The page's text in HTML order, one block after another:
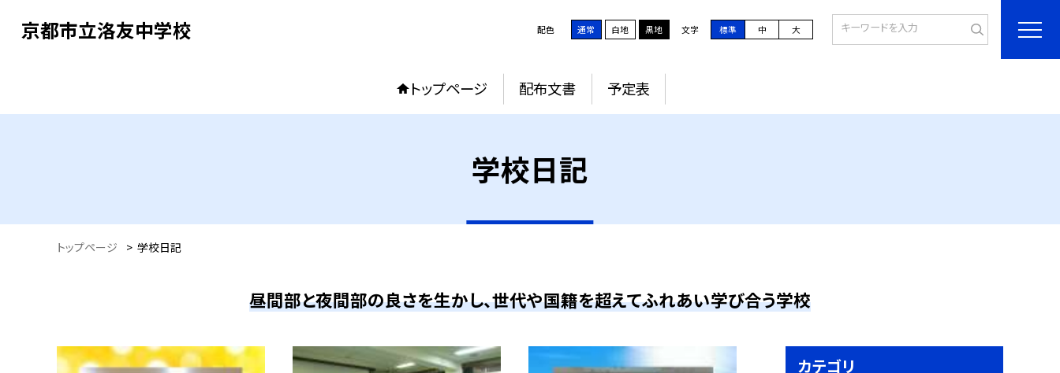
京都市立洛友中学校 配色 通常 白地 黒地 文字 標準 中 大
トップページ 配布文書 予定表
学校日記
トップページ > 学校日記
昼間部と夜間部の良さを生かし、世代や国籍を超えてふれあい学び合う学校
カテゴリ